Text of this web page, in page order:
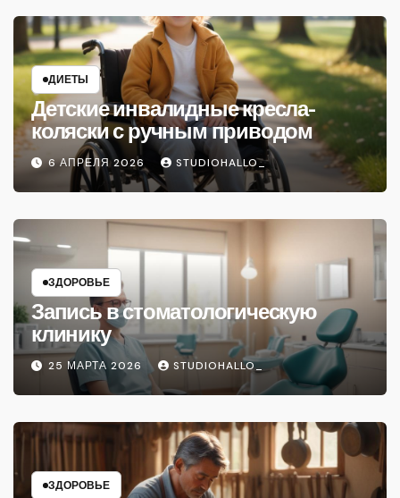
ДИЕТЫ
Детские инвалидные кресла-
коляски с ручным приводом
6 АПРЕЛЯ 2026 STUDIOHALLO_
ЗДОРОВЬЕ
Запись в стоматологическую
клинику
25 МАРТА 2026 STUDIOHALLO_
ЗДОРОВЬЕ